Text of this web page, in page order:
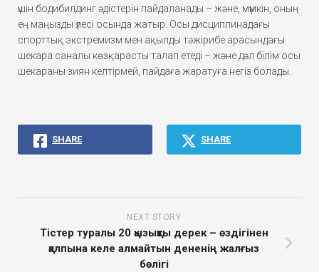
үшін бодибилдинг әдістерін пайдаланады – және, мүмкін, оның
ең маңызды үлесі осында жатыр. Осы дисциплинадағы
спорттық экстремизм мен ақылды тәжірибе арасындағы
шекара саналы көзқарасты талап етеді – және дәл білім осы
шекараны зиян келтірмей, пайдаға жаратуға негіз болады.
SHARE SHARE
NEXT STORY
Тістер туралы 20 қызықты дерек – өздігінен
қалпына келе алмайтын дененің жалғыз
бөлігі